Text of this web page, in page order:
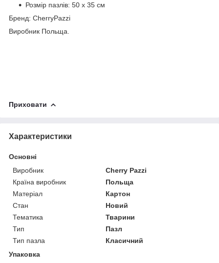
Розмір пазлів: 50 х 35 см
Бренд: CherryPazzi
Виробник Польща.
Приховати
Характеристики
Основні
Виробник
Cherry Pazzi
Країна виробник
Польща
Матеріал
Картон
Стан
Новий
Тематика
Тварини
Тип
Пазл
Тип пазла
Класичний
Упаковка